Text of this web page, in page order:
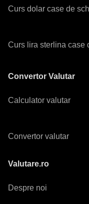
Curs dolar case de
Curs lira sterlina case
Convertor Valutar
Calculator valutar
Convertor valutar
Valutare.ro
Despre noi